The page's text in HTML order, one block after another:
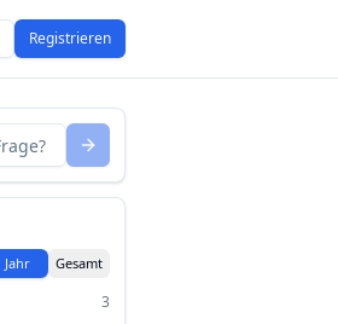
Registrieren
Jahr Gesamt
3